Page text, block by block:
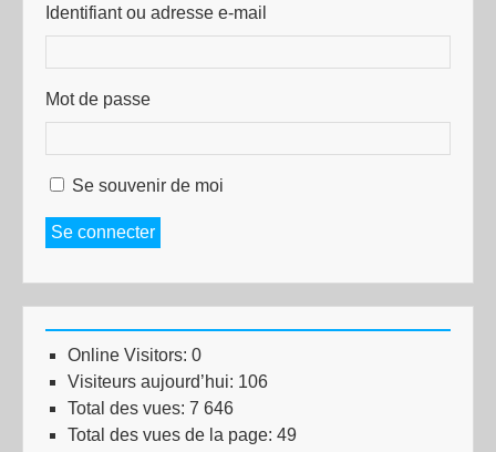
Identifiant ou adresse e-mail
Mot de passe
Se souvenir de moi
Se connecter
Online Visitors: 0
Visiteurs aujourd’hui: 106
Total des vues: 7 646
Total des vues de la page: 49